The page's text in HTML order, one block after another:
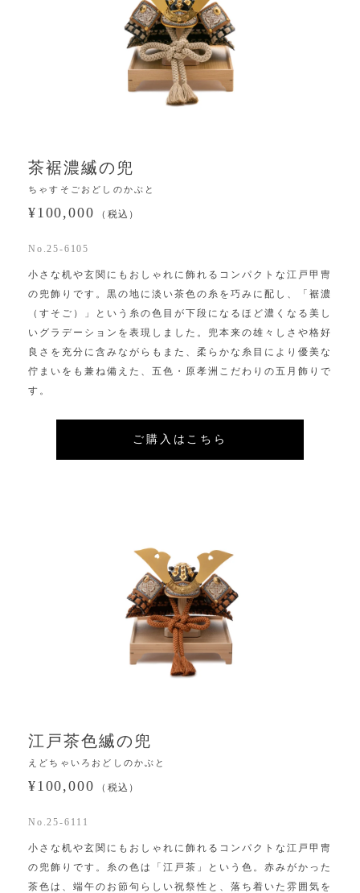
茶裾濃縅の兜
ちゃすそごおどしのかぶと
¥100,000 （税込）
No.25-6105
小さな机や玄関にもおしゃれに飾れるコンパクトな江戸甲冑
の兜飾りです。黒の地に淡い茶色の糸を巧みに配し、「裾濃
（すそご）」という糸の色目が下段になるほど濃くなる美し
いグラデーションを表現しました。兜本来の雄々しさや格好
良さを充分に含みながらもまた、柔らかな糸目により優美な
佇まいをも兼ね備えた、五色・原孝洲こだわりの五月飾りで
す。
ご購入はこちら
江戸茶色縅の兜
えどちゃいろおどしのかぶと
¥100,000 （税込）
No.25-6111
小さな机や玄関にもおしゃれに飾れるコンパクトな江戸甲冑
の兜飾りです。糸の色は「江戸茶」という色。赤みがかった
茶色は、端午のお節句らしい祝祭性と、落ち着いた雰囲気を